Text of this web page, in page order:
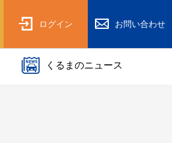
ログイン お問い合わせ
くるまのニュース